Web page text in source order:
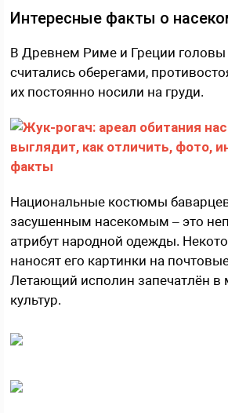
Интересные факты о
В Древнем Риме и Греции головы
считались оберегами,
их постоянно носили на груди.
Национальные костюмы
засушенным насекомым – это
атрибут народной одежды.
наносят его картинки на
Летающий исполин запечатлён в
культур.